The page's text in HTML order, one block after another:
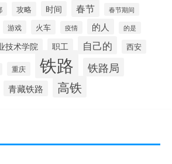
攻略 时间 春节 春节期间
游戏 火车 疫情 的人 的是
技术学院 职工 自己的 西安
重庆 铁路 铁路局
青藏铁路 高铁